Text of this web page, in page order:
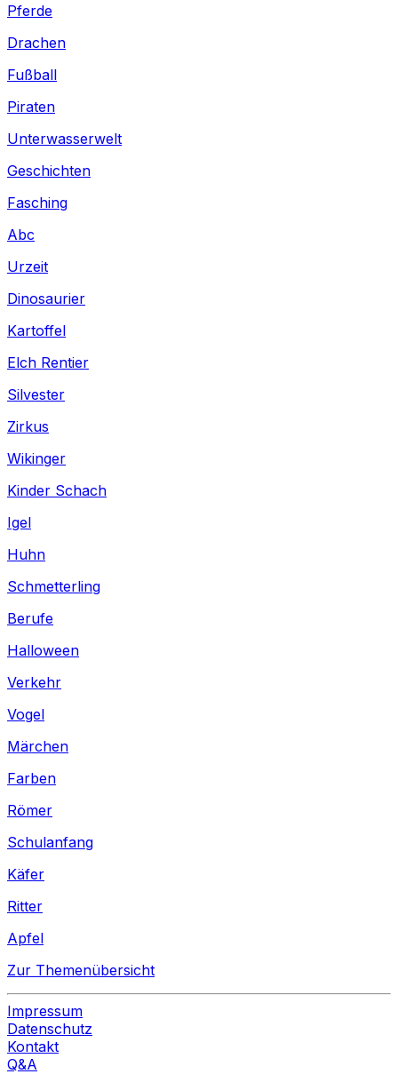
Pferde
Drachen
Fußball
Piraten
Unterwasserwelt
Geschichten
Fasching
Abc
Urzeit
Dinosaurier
Kartoffel
Elch Rentier
Silvester
Zirkus
Wikinger
Kinder Schach
Igel
Huhn
Schmetterling
Berufe
Halloween
Verkehr
Vogel
Märchen
Farben
Römer
Schulanfang
Käfer
Ritter
Apfel
Zur Themenübersicht
Impressum
Datenschutz
Kontakt
Q&A